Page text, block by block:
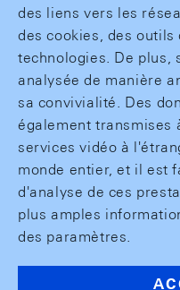
des liens vers les
des cookies, des
technologies. De plus,
analysée de manière
sa convivialité. Des
également transmises
services vidéo à
monde entier, et il est
d'analyse de ces
plus amples
des paramètres.